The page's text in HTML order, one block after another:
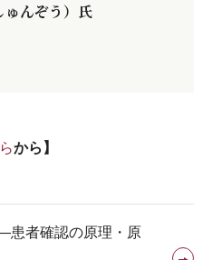
ゅんぞう）氏
から】
患者確認の原理・原